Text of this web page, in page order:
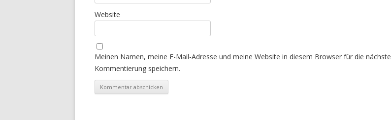
Website
Meinen Namen, meine E-Mail-Adresse und meine Website in diesem Browser für die nächste
Kommentierung speichern.